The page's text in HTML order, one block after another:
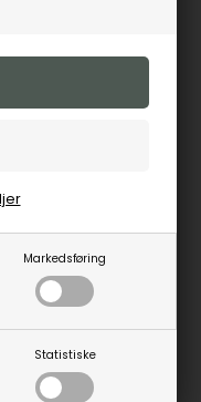
Markedsføring
Statistiske
PH-L-S-B-L
Bestillingsvare
3-5